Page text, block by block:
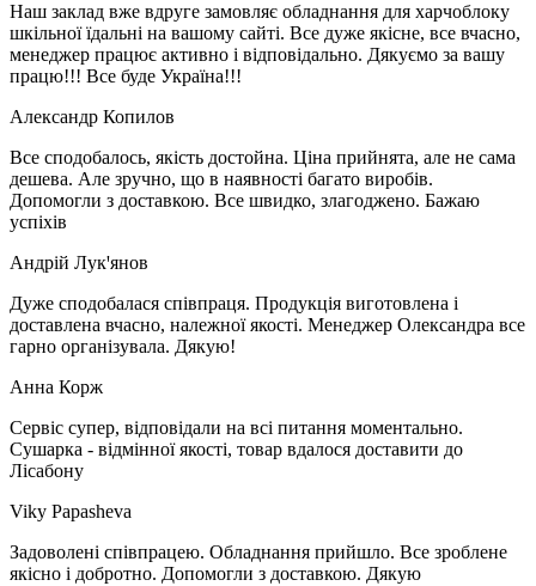
Наш заклад вже вдруге замовляє обладнання для харчоблоку
шкільної їдальні на вашому сайті. Все дуже якісне, все вчасно,
менеджер працює активно і відповідально. Дякуємо за вашу
працю!!! Все буде Україна!!!
Александр Копилов
Все сподобалось, якість достойна. Ціна прийнята, але не сама
дешева. Але зручно, що в наявності багато виробів.
Допомогли з доставкою. Все швидко, злагоджено. Бажаю
успіхів
Андрій Лукꞌянов
Дуже сподобалася співпраця. Продукція виготовлена і
доставлена вчасно, належної якості. Менеджер Олександра все
гарно організувала. Дякую!
Анна Корж
Сервіс супер, відповідали на всі питання моментально.
Сушарка - відмінної якості, товар вдалося доставити до
Лісабону
Viky Papasheva
Задоволені співпрацею. Обладнання прийшло. Все зроблене
якісно і добротно. Допомогли з доставкою. Дякую